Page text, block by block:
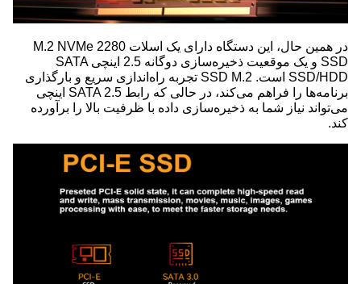
در همین حال، این دستگاه دارای یک اسلات M.2 NVMe 2280
SSD و یک موقعیت ذخیره‌سازی دوگانه 2.5 اینچی SATA
SSD/HDD است. SSD M.2 تجربه راه‌اندازی سریع و بارگذاری
برنامه‌ها را فراهم می‌کند، در حالی که رابط SATA 2.5 اینچی
می‌تواند نیاز شما به ذخیره‌سازی داده با ظرفیت بالا را برآورده
کند.